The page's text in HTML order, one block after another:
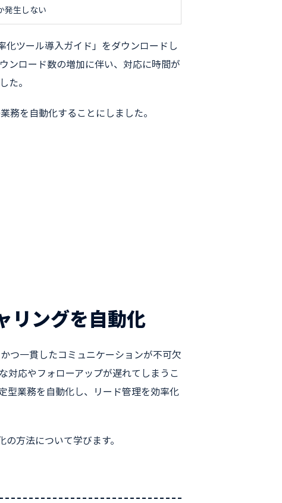
発生しない
ツール導入ガイド」をダウンロードし
ンロード数の増加に伴い、対応に時間が
た。
務を自動化することにしました。
リングを自動化
つ一貫したコミュニケーションが不可欠
対応やフォローアップが遅れてしまうこ
型業務を自動化し、リード管理を効率化
方法について学びます。